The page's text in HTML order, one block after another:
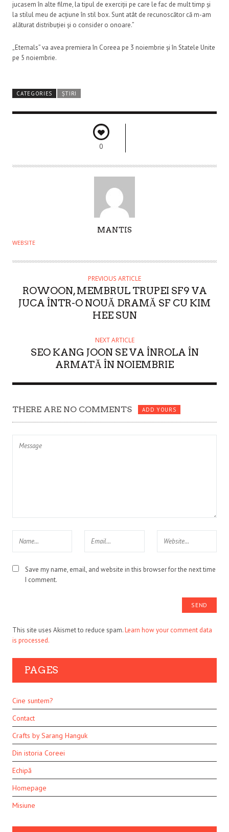
jucasem în alte filme, la tipul de exerciții pe care le fac de mult timp și
la stilul meu de acțiune în stil box. Sunt atât de recunoscător că m-am
alăturat distribuției și o consider o onoare.”
„Eternals” va avea premiera în Coreea pe 3 noiembrie și în Statele Unite
pe 5 noiembrie.
CATEGORIES ȘTIRI
0
U
H
MANTIS
WEBSITE
PREVIOUS ARTICLE
ROWOON, MEMBRUL TRUPEI SF9 VA
JUCA ÎNTR-O NOUĂ DRAMĂ SF CU KIM
HEE SUN
NEXT ARTICLE
SEO KANG JOON SE VA ÎNROLA ÎN
ARMATĂ ÎN NOIEMBRIE
THERE ARE NO COMMENTS ADD YOURS
Save my name, email, and website in this browser for the next time
I comment.
This site uses Akismet to reduce spam.Learn how your comment data
is processed.
PAGES
Cine suntem?
Contact
Crafts by Sarang Hanguk
Din istoria Coreei
Echipă
Homepage
Misiune